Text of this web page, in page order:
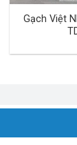
Gạch Việt